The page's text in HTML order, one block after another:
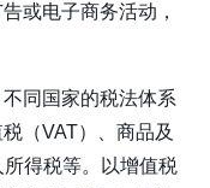
或电子商务活动，
同国家的税法体系
（VAT）、商品及
得税等。以增值税